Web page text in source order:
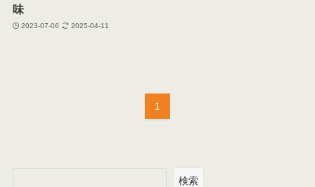
味
2023-07-06 2025-04-11
1
検索